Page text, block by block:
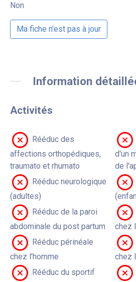
Non
Ma fiche n'est pas à jour
Information
Activités
Rééduc des
affections orthopédiques,
traumato et rhumato
d'un
de
Rééduc neurologique
(adultes)
Rééduc de la paroi
abdominale du post partum
chez
Rééduc périnéale
chez l'homme
chez
Rééduc du sportif